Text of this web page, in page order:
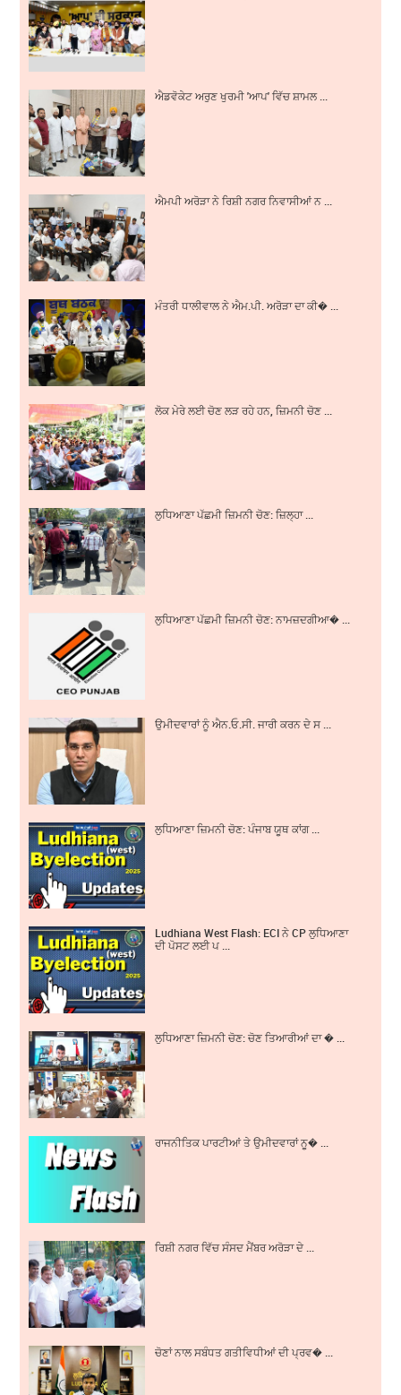
ਐਡਵੋਕੇਟ ਅਰੁਣ ਖੁਰਮੀ 'ਆਪ' ਵਿੱਚ ਸ਼ਾਮਲ ...
ਐਮਪੀ ਅਰੋੜਾ ਨੇ ਰਿਸ਼ੀ ਨਗਰ ਨਿਵਾਸੀਆਂ ਨ ...
ਮੰਤਰੀ ਧਾਲੀਵਾਲ ਨੇ ਐਮ.ਪੀ. ਅਰੋੜਾ ਦਾ ਕੀ� ...
ਲੋਕ ਮੇਰੇ ਲਈ ਚੋਣ ਲੜ ਰਹੇ ਹਨ, ਜ਼ਿਮਨੀ ਚੋਣ ...
ਲੁਧਿਆਣਾ ਪੱਛਮੀ ਜ਼ਿਮਨੀ ਚੋਣ: ਜ਼ਿਲ੍ਹਾ ...
ਲੁਧਿਆਣਾ ਪੱਛਮੀ ਜ਼ਿਮਨੀ ਚੋਣ: ਨਾਮਜ਼ਦਗੀਆ� ...
ਉਮੀਦਵਾਰਾਂ ਨੂੰ ਐਨ.ਓ.ਸੀ. ਜਾਰੀ ਕਰਨ ਦੇ ਸ ...
ਲੁਧਿਆਣਾ ਜ਼ਿਮਨੀ ਚੋਣ: ਪੰਜਾਬ ਯੂਥ ਕਾਂਗ ...
Ludhiana West Flash: ECI ਨੇ CP ਲੁਧਿਆਣਾ
ਦੀ ਪੋਸਟ ਲਈ ਪ ...
ਲੁਧਿਆਣਾ ਜ਼ਿਮਨੀ ਚੋਣ: ਚੋਣ ਤਿਆਰੀਆਂ ਦਾ � ...
ਰਾਜਨੀਤਿਕ ਪਾਰਟੀਆਂ ਤੇ ਉਮੀਦਵਾਰਾਂ ਨੂ� ...
ਰਿਸ਼ੀ ਨਗਰ ਵਿੱਚ ਸੰਸਦ ਮੈਂਬਰ ਅਰੋੜਾ ਦੇ ...
ਚੋਣਾਂ ਨਾਲ ਸਬੰਧਤ ਗਤੀਵਿਧੀਆਂ ਦੀ ਪ੍ਰਵ� ...